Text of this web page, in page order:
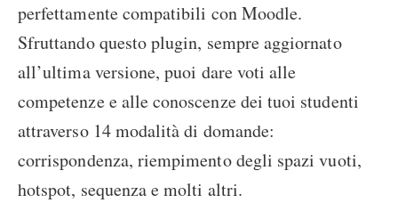
perfettamente compatibili con Moodle.
Sfruttando questo plugin, sempre aggiornato
all’ultima versione, puoi dare voti alle
competenze e alle conoscenze dei tuoi studenti
attraverso 14 modalità di domande:
corrispondenza, riempimento degli spazi vuoti,
hotspot, sequenza e molti altri.